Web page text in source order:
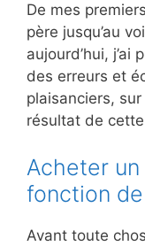
De mes
père jusqu’au
aujourd’hui,
des erreurs et
plaisanciers,
résultat de
Acheter un
fonction
Avant toute